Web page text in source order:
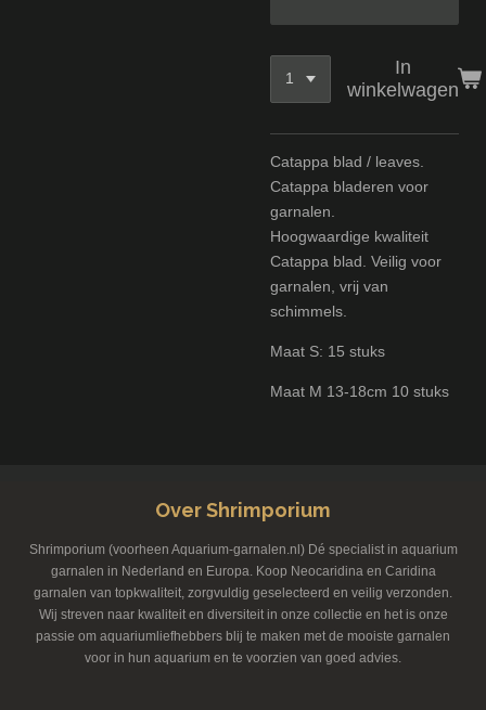
In
winkelwagen
Catappa blad / leaves.
Catappa bladeren voor
garnalen.
Hoogwaardige kwaliteit
Catappa blad. Veilig voor
garnalen, vrij van
schimmels.
Maat S: 15 stuks
Maat M 13-18cm 10 stuks
Over Shrimporium
Shrimporium (voorheen Aquarium-garnalen.nl) Dé specialist in aquarium
garnalen in Nederland en Europa. Koop Neocaridina en Caridina
garnalen van topkwaliteit, zorgvuldig geselecteerd en veilig verzonden.
Wij streven naar kwaliteit en diversiteit in onze collectie en het is onze
passie om aquariumliefhebbers blij te maken met de mooiste garnalen
voor in hun aquarium en te voorzien van goed advies.